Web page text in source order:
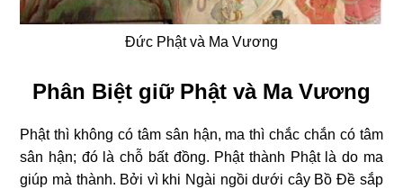
Đức Phật và Ma Vương
Phân Biệt giữ Phật và Ma Vương
Phật thì không có tâm sân hận, ma thì chắc chắn có tâm
sân hận; đó là chỗ bất đồng. Phật thành Phật là do ma
giúp mà thành. Bởi vì khi Ngài ngồi dưới cây Bồ Ðề sắp